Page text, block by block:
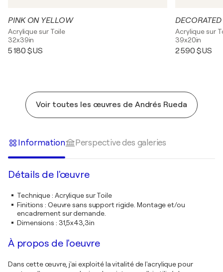
PINK ON YELLOW
Acrylique sur Toile
32x39in
5 180 $US
Acrylique sur
39x20in
2 590 $US
Voir toutes les œuvres de Andrés Rueda
Information Perspective des galeries
Détails de l'œuvre
Technique: Acrylique sur Toile
Finitions : Oeuvre sans support rigide. Montage et/ou
encadrement sur demande.
Dimensions : 31,5x43,3in
À propos de l'oeuvre
Dans cette œuvre, j'ai exploité la vitalité de l'acrylique pour